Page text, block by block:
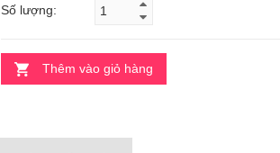
Số lượng:
Thêm vào giỏ hàng